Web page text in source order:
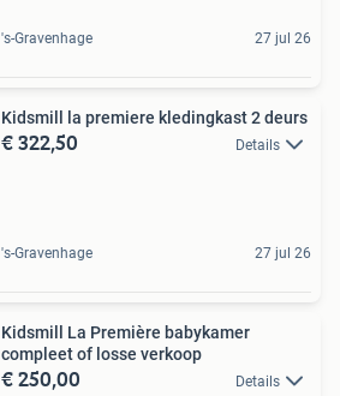
's-Gravenhage 27 jul 26
Kidsmill la premiere kledingkast 2 deurs
€ 322,50 Details
's-Gravenhage 27 jul 26
Kidsmill La Première babykamer
compleet of losse verkoop
€ 250,00 Details